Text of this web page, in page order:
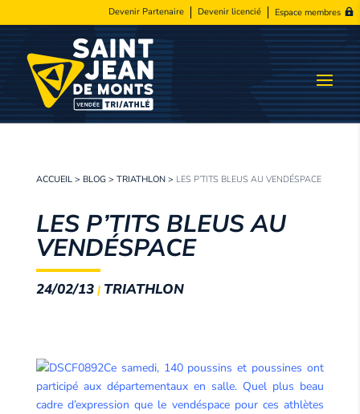
Devenir Partenaire Devenir licencié Espace membres
ACCUEIL> BLOG > TRIATHLON> LES P’TITS BLEUS AU VENDÉSPACE
LES P’TITS BLEUS AU
VENDÉSPACE
24/02/13| TRIATHLON
Ce samedi, 140 poussins et poussines ont
participé aux départementaux en salle. Quel plus beau
cadre d’expression que le vendéspace pour ces athlètes